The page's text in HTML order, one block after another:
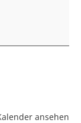
ansehen